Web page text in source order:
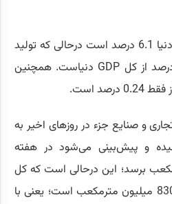
سهم ایران از کل گاز تولیدی دنیا 6.1 درصد است درحالی که تولید
ناخالص داخلی ایران 0.42 درصد از کل GDP دنیاست. همچنین
است.
و صنایع جزء در روزهای اخیر به
و پیش‌بینی می‌شود در هفته
مترمکعب برسد؛ این درحالی است که کل
گاز تحویلی به شبکه، حدود 830 میلیون مترمکعب است؛ یعنی با